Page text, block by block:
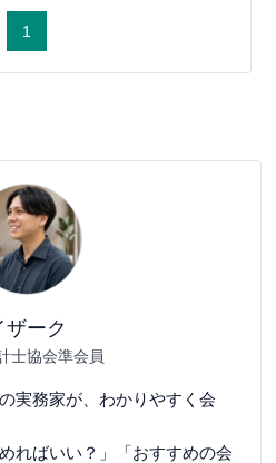
1
ザーク
士協会準会員
実務家が、わかりやすく会
ればいい？」「おすすめの会